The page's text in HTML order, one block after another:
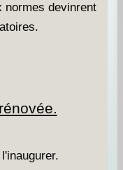
normes devinrent